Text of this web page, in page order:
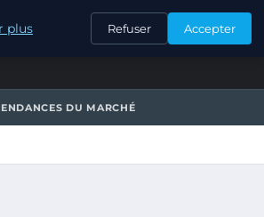
CONTACT
DU MARCHÉ
plus Refuser Accepter